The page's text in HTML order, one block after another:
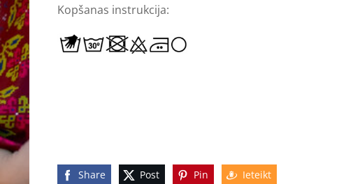
Kopšanas instrukcija:
Share Post Pin Ieteikt